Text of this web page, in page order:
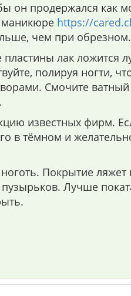
он продержался как
https://
чем при обрезном.
лак ложится
полируя ногти,
Смочите ватный
известных фирм.
в тёмном и
Покрытие ляжет
Лучше